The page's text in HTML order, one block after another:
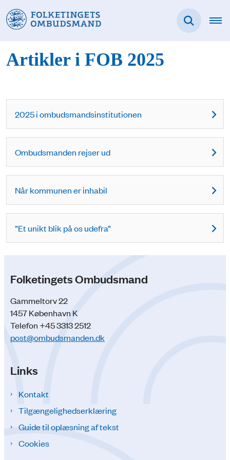
Artikler i FOB 2025
2025 i ombudsmandsinstitutionen
Ombudsmanden rejser ud
Når kommunen er inhabil
”Et unikt blik på os udefra”
Folketingets Ombudsmand
Gammeltorv 22
1457 København K
Telefon +45 3313 2512
post@ombudsmanden.dk
Links
Kontakt
Tilgængelighedserklæring
Guide til oplæsning af tekst
Cookies